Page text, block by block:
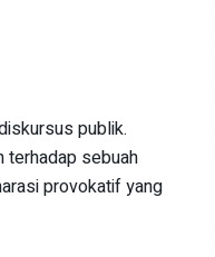
publik.
terhadap sebuah
provokatif yang